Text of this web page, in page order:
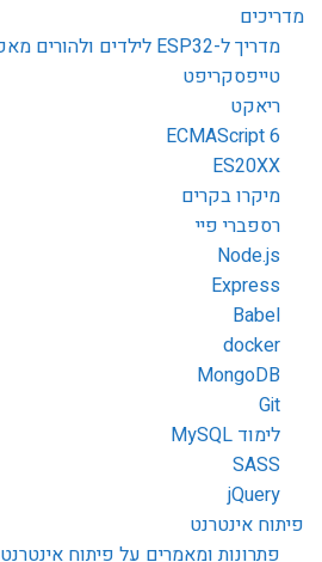
מדריכים
מדריך ל-ESP32 לילדים ולהורים מאפס
טייפסקריפט
ריאקט
ECMAScript 6
ES20XX
מיקרו בקרים
רספברי פיי
Node.js
Express
Babel
docker
MongoDB
Git
לימוד MySQL
SASS
jQuery
פיתוח אינטרנט
פתרונות ומאמרים על פיתוח אינטרנט